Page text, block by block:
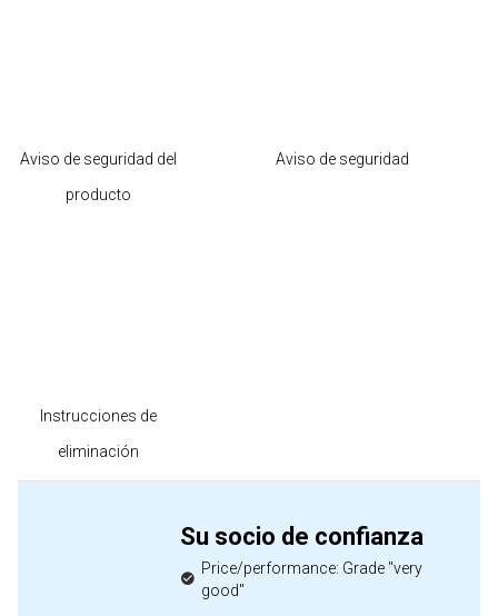
Aviso de seguridad del
producto
Aviso de seguridad
Instrucciones de
eliminación
Su socio de confianza
Price/performance: Grade "very
good"